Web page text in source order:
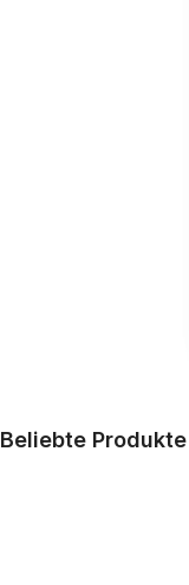
Beliebte Produkte